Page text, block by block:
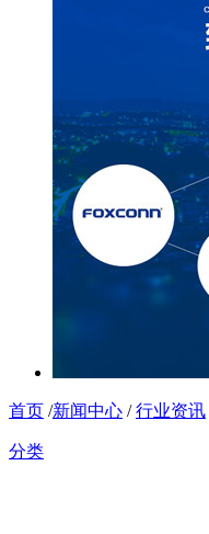
首页 /新闻中心 /行业资讯
分类